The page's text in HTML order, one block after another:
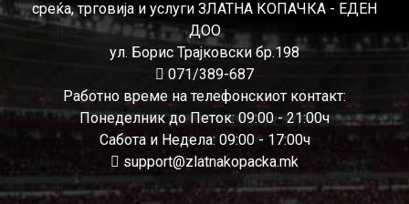
среќа, трговија и услуги ЗЛАТНА КОПАЧКА - ЕДЕН
ДОО
ул. Борис Трајковски бр.198
071/389-687
Работно време на телефонскиот контакт:
Понеделник до Петок: 09:00 - 21:00ч
Сабота и Недела: 09:00 - 17:00ч
support@zlatnakopacka.mk